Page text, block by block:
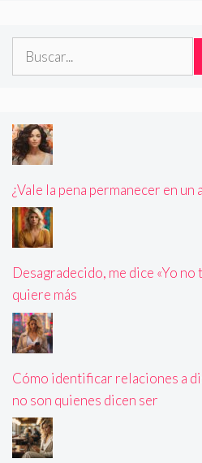
Buscar:
¿Vale la pena permanecer en un
Desagradecido, me dice «Yo
quiere más
Cómo identificar relaciones a
no son quienes dicen ser